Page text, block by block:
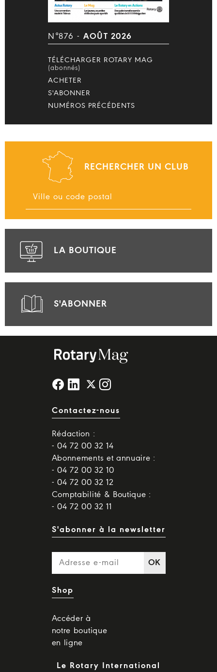
N°876 - AOÛT 2026
TÉLÉCHARGER ROTARY MAG
(abonnés)
ACHETER
S'ABONNER
NUMÉROS PRÉCÉDENTS
RECHERCHER UN CLUB
LA BOUTIQUE
S'ABONNER
Contactez-nous
Rédaction :
- 04 72 00 32 14
Abonnements et annuaire :
- 04 72 00 32 10
- 04 72 00 32 12
Comptabilité & Boutique :
- 04 72 00 32 11
S'abonner à la newsletter
OK
Shop
Accéder à
notre boutique
en ligne
Le Rotary International